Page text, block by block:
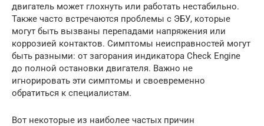
двигатель может глохнуть или работать нестабильно.
Также часто встречаются проблемы с ЭБУ, которые
могут быть вызваны перепадами напряжения или
коррозией контактов. Симптомы неисправностей могут
быть разными: от загорания индикатора Check Engine
до полной остановки двигателя. Важно не
игнорировать эти симптомы и своевременно
обратиться к специалистам.
Вот некоторые из наиболее частых причин